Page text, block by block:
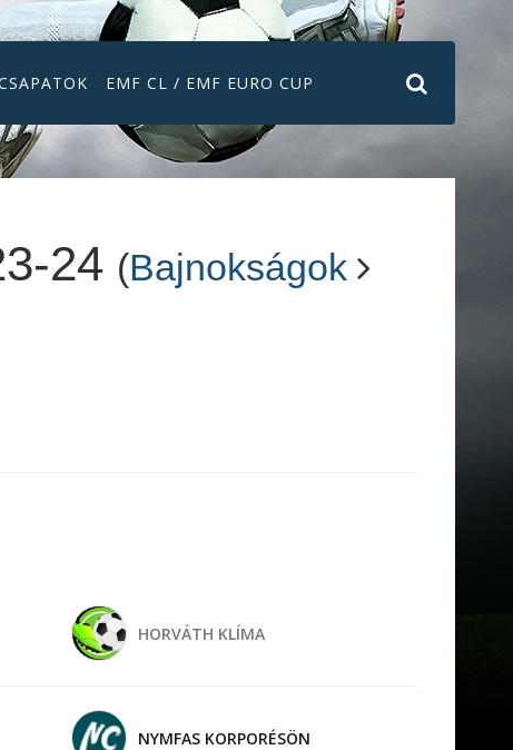
EMF CL / EMF EURO CUP
24 (Bajnokságok
HORVÁTH KLÍMA
NYMFAS KORPORÉSÖN